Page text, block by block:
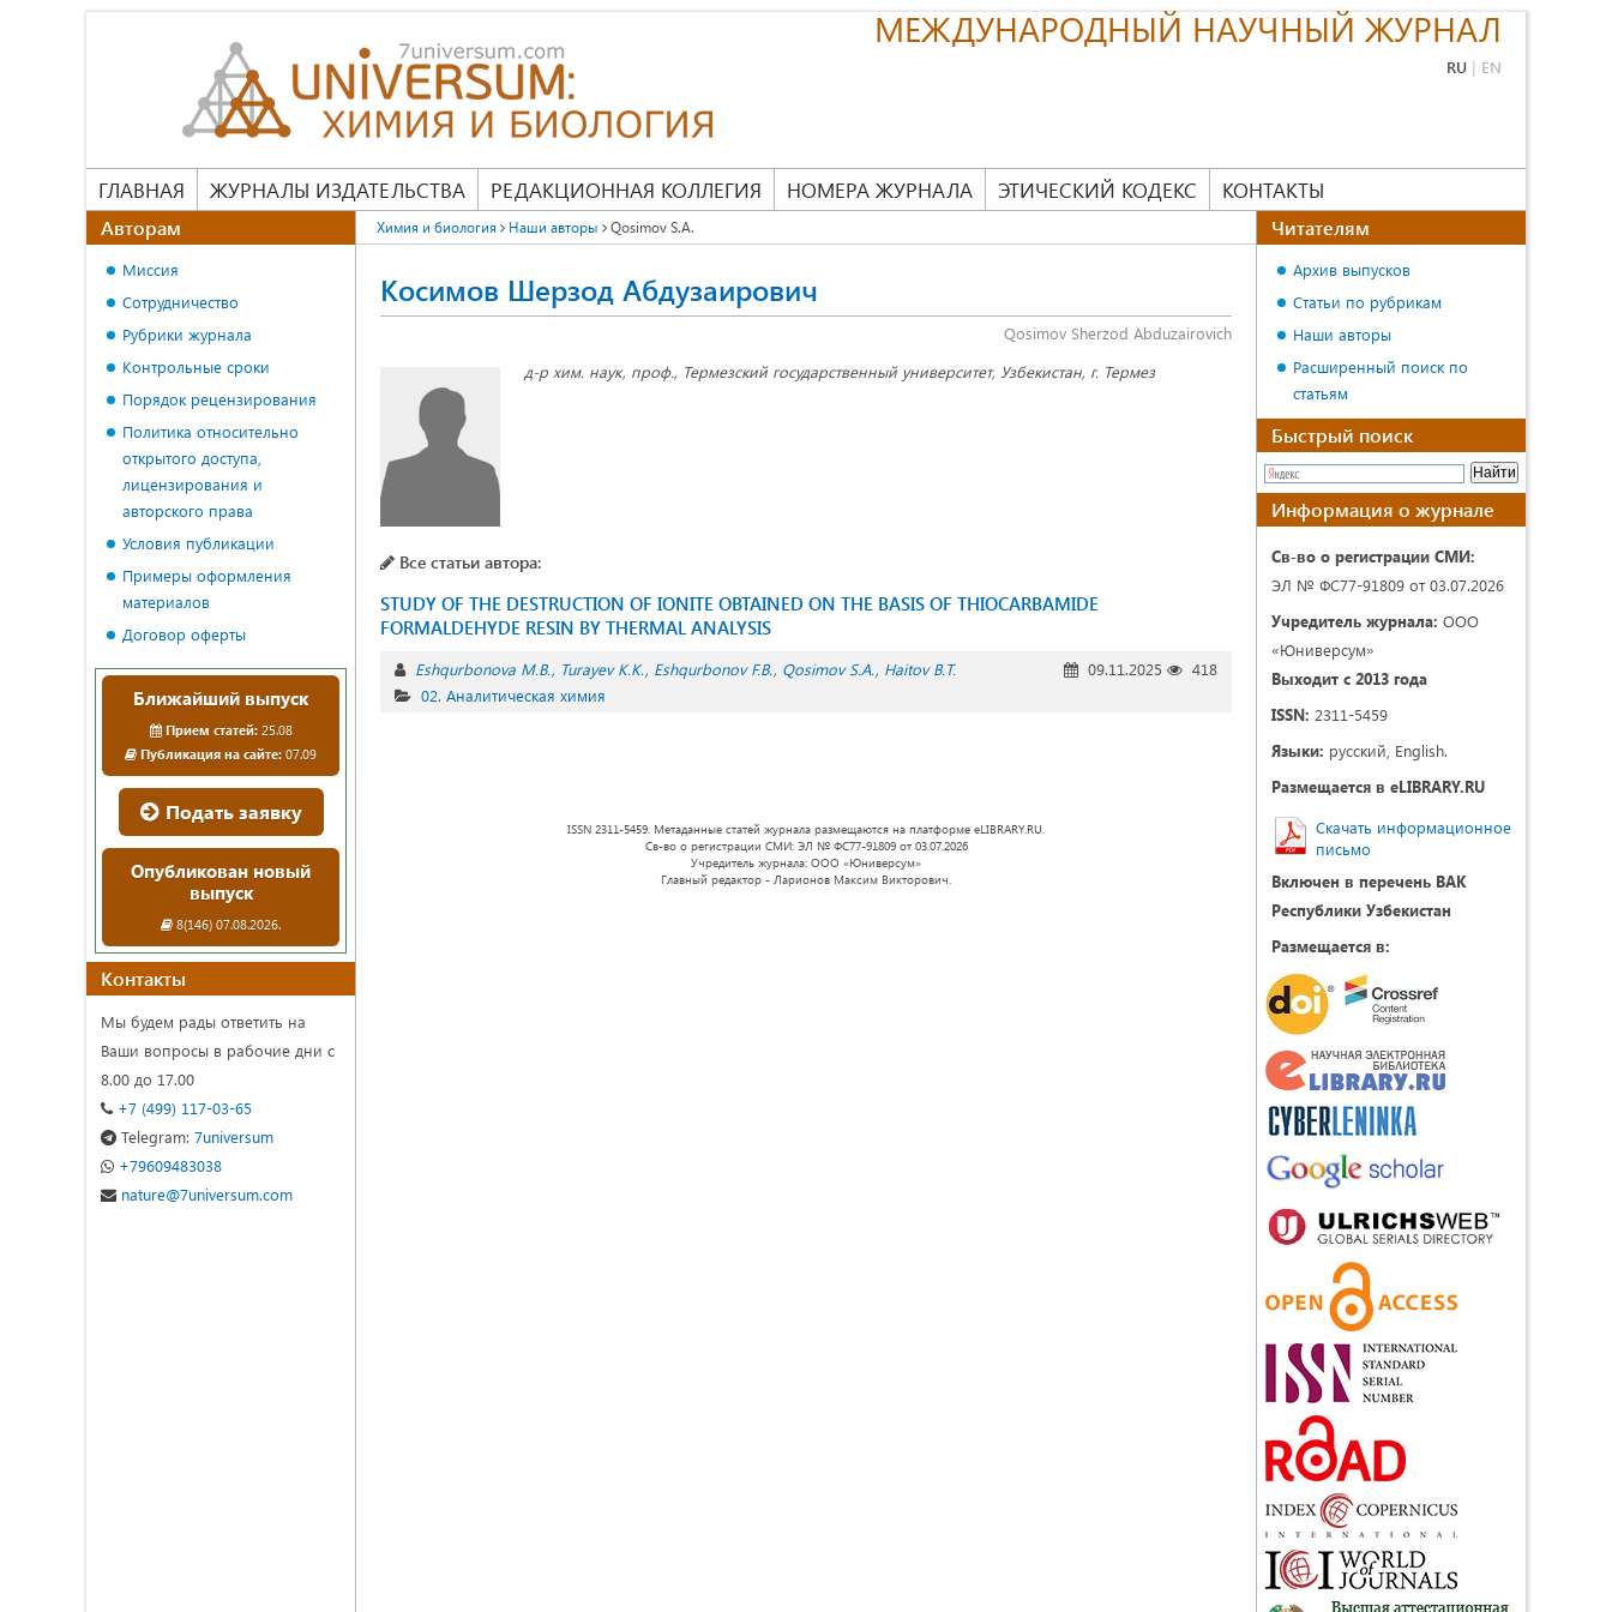
МЕЖДУНАРОДНЫЙ НАУЧНЫЙ ЖУРНАЛ
RU | EN
ГЛАВНАЯ ЖУРНАЛЫ ИЗДАТЕЛЬСТВА РЕДАКЦИОННАЯ КОЛЛЕГИЯ НОМЕРА ЖУРНАЛА ЭТИЧЕСКИЙ КОДЕКС КОНТАКТЫ
Химия и биология Наши авторы Qosimov S.A.
Косимов Шерзод Абдузаирович
Qosimov Sherzod Abduzairovich
д-р хим. наук, проф., Термезский государственный университет, Узбекистан, г. Термез
Все статьи автора:
STUDY OF THE DESTRUCTION OF IONITE OBTAINED ON THE BASIS OF THIOCARBAMIDE
FORMALDEHYDE RESIN BY THERMAL ANALYSIS
Eshqurbonova M.B. Turayev K.K. Eshqurbonov F.B. Qosimov S.A. Haitov B.T. 09.11.2025
418
02. Аналитическая химия
ISSN 2311-5459. Метаданные статей журнала размещаются на платформе eLIBRARY.RU.
Св-во о регистрации СМИ: ЭЛ № ФС77-91809 от 03.07.2026
Учредитель журнала: ООО «Юниверсум»
Главный редактор - Ларионов Максим Викторович.
Авторам
Миссия
Сотрудничество
Рубрики журнала
Контрольные сроки
Порядок рецензирования
Политика относительно
открытого доступа,
лицензирования и
авторского права
Условия публикации
Примеры оформления
материалов
Договор оферты
Ближайший выпуск
Прием статей:25.08
Публикация на сайте: 07.09
Подать заявку
Опубликован новый
выпуск
8(146) 07.08.2026.
Контакты
Мы будем рады ответить на
Ваши вопросы в рабочие дни с
8.00 до 17.00
+7 (499) 117-03-65
Telegram: 7universum
+79609483038
nature@7universum.com
Читателям
Архив выпусков
Статьи по рубрикам
Наши авторы
Расширенный поиск по
статьям
Быстрый поиск
Информация о журнале
Св-во о регистрации СМИ:
ЭЛ № ФС77-91809 от 03.07.2026
Учредитель журнала: ООО
«Юниверсум»
Выходит с 2013 года
ISSN: 2311-5459
Языки: русский, English.
Размещается в eLIBRARY.RU
Скачать информационное
письмо
Включен в перечень ВАК
Республики Узбекистан
Размещается в: